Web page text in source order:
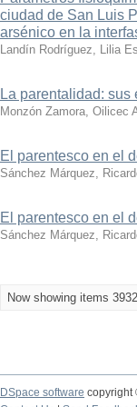
ciudad de San Luis
arsénico en la
Landín Rodríguez, Lilia
La parentalidad:
Monzón Zamora, Oilicec
El parentesco en el
Sánchez Márquez,
El parentesco en el
Sánchez Márquez,
Now showing items
DSpace software copyright